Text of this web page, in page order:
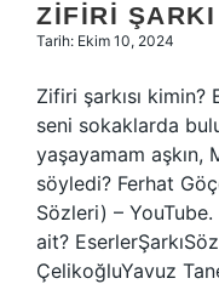
ZIFIRI
Tarih: Ekim 10, 2024
Zifiri şarkısı kimin?
seni sokaklarda
yaşayamam aşkın,
söyledi? Ferhat
Sözleri) –
ait?
ÇelikoğluYavuz